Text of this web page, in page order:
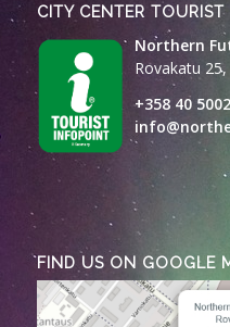
CITY CENTER
Northern
Rovakatu
+358 40
FIND US ON GOOGLE